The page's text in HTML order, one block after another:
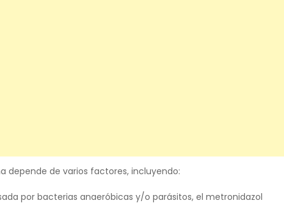
depende de varios factores, incluyendo:
por bacterias anaeróbicas y/o parásitos, el metronidazol